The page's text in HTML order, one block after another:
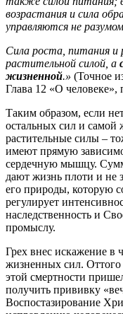
возрастания и сила
управляются не
Сила роста, питания и
растительной силой, а
жизненной.» (Точное
Глава 12 «О
Таким образом, если
остальных сил и самой
растительные силы –
имеют прямую
сердечную мышцу.
дают жизнь плоти и не
его природы, которую
регулирует
наследственность и
промыслу.
Грех внес искажение в
жизненных сил. Оттого
этой смертности
получить прививку
Воспостазирование